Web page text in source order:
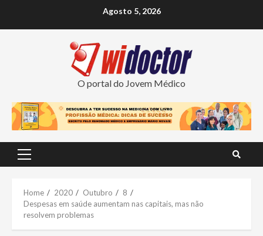
Agosto 5, 2026
O portal do Jovem Médico
Primary
Home 2020 Outubro
8
Despesas em saúde aumentam nas capitais, mas não
resolvem problemas